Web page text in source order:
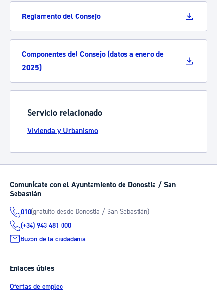
Reglamento del Consejo
Componentes del Consejo (datos a enero de
2025)
Servicio relacionado
Vivienda y Urbanismo
Comunícate con el Ayuntamiento de Donostia / San
Sebastián
010(gratuito desde Donostia / San Sebastián)
(+34) 943 481 000
Buzón de la ciudadanía
Enlaces útiles
Ofertas de empleo